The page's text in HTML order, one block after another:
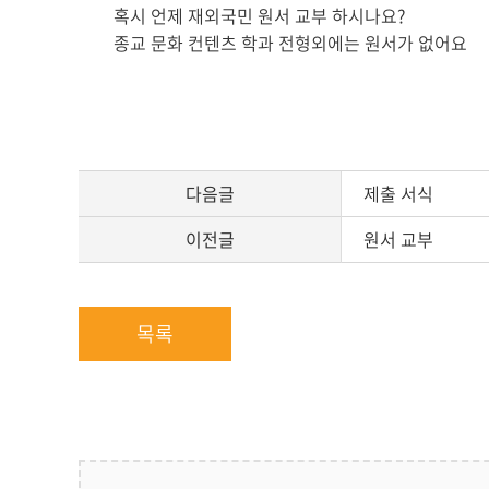
문
혹시 언제 재외국민 원서 교부 하시나요?
종교 문화 컨텐츠 학과 전형외에는 원서가 없어요
다음글
제출 서식
이전글
원서 교부
목록